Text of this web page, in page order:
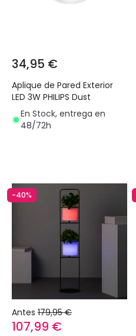
34,95 €
Aplique de Pared Exterior
LED 3W PHILIPS Dust
En Stock, entrega en
48/72h
-40%
Antes 179,95 €
107,99 €